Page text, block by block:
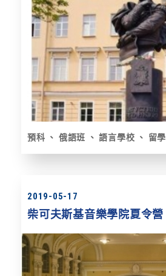
預科 俄語班 語言學校 留學
2019-05-17
柴可夫斯基音樂學院夏令營